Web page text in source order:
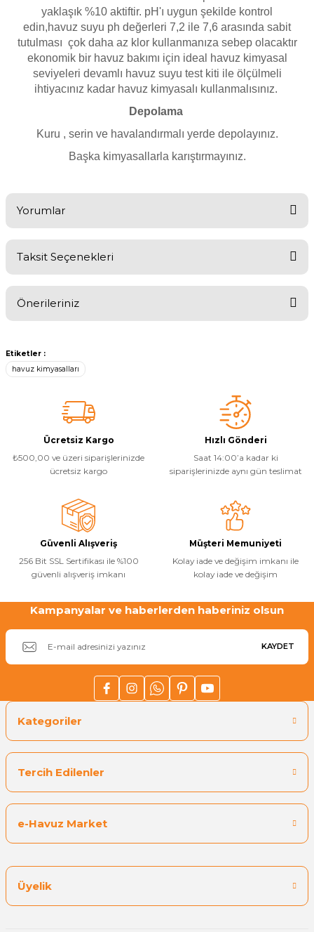
Havuz
Kapağı
Havuz Pompa
Kuvars Cam
Olimpik Havuz
Yangın Pompası
yaklaşık %10 aktiftir. pH'ı uygun şekilde kontrol
edin,havuz suyu ph değerleri 7,2 ile 7,6 arasında sabit
tutulması çok daha az klor kullanmanıza sebep olacaktır
ekonomik bir havuz bakımı için ideal havuz kimyasal
seviyeleri devamlı havuz suyu test kiti ile ölçülmeli
ihtiyacınız kadar havuz kimyasalı kullanmalısınız.
Depolama
Kuru , serin ve havalandırmalı yerde depolayınız.
Başka kimyasallarla karıştırmayınız.
Yorumlar
Ürünleriniz kaliteli olabilir ama fiyatları biraz yüksek
B... B... | 27/01/2021
Yorum Yaz
Taksit Seçenekleri
Önerileriniz
konularda yetersiz gördüğünüz noktaları öneri formunu kullanarak
tarafımıza iletebilirsiniz.
Görüş ve önerileriniz için teşekkür ederiz.
Ürün resmi kalitesiz, bozuk veya görüntülenemiyor.
Ürün açıklamasında eksik bilgiler bulunuyor.
Ürün bilgilerinde hatalar bulunuyor.
Ürün fiyatı diğer sitelerden daha pahalı.
Etiketler :
havuz kimyasalları
Ücretsiz Kargo
₺500,00 ve üzeri siparişlerinizde
ücretsiz kargo
Hızlı Gönderi
Saat 14:00’a kadar ki
siparişlerinizde aynı gün teslimat
Güvenli Alışveriş
256 Bit SSL Sertifikası ile %100
güvenli alışveriş imkanı
Müşteri Memuniyeti
Kolay iade ve değişim imkanı ile
kolay iade ve değişim
Kampanyalar ve haberlerden haberiniz olsun
KAYDET
Kategoriler
Tercih Edilenler
e-Havuz Market
Üyelik